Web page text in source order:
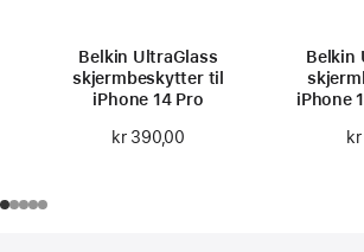
Belkin UltraGlass
skjermbeskytter til
iPhone 14 Pro
kr 390,00
Belkin
iPhone